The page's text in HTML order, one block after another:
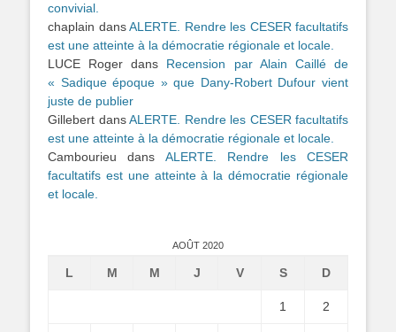
convivial.
chaplain dansALERTE. Rendre les CESER facultatifs
est une atteinte à la démocratie régionale et locale.
LUCE Roger dans Recension par Alain Caillé de
« Sadique époque » que Dany-Robert Dufour vient
juste de publier
Gillebert dansALERTE. Rendre les CESER facultatifs
est une atteinte à la démocratie régionale et locale.
Cambourieu dans ALERTE. Rendre les CESER
facultatifs est une atteinte à la démocratie régionale
et locale.
AOÛT 2020
L M M J V S D
1 2